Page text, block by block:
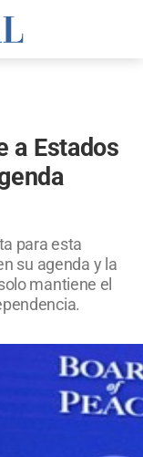
a Estados
para esta
su agenda y la
mantiene el